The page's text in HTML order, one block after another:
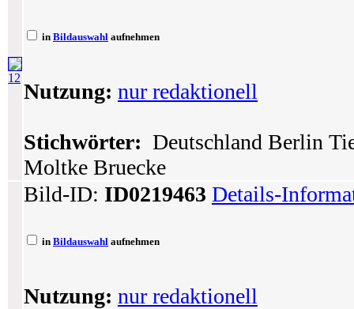
12
in Bildauswahl aufnehmen
Nutzung: nur redaktionell
Stichwörter: Deutschland Berlin
Moltke Bruecke
Bild-ID: ID0219463 Details-
in Bildauswahl aufnehmen
Nutzung: nur redaktionell